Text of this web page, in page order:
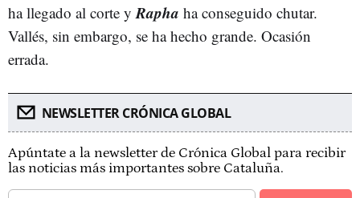
ha llegado al corte y Rapha ha conseguido chutar.
Vallés, sin embargo, se ha hecho grande. Ocasión
errada.
NEWSLETTER CRÓNICA GLOBAL
Apúntate a la newsletter de Crónica Global para recibir
las noticias más importantes sobre Cataluña.